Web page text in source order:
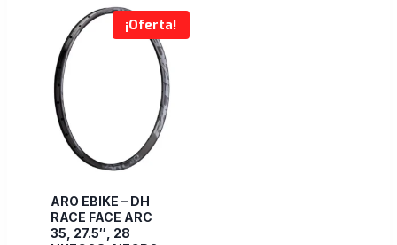
original
era:
S/401.00.
actual
es:
S/342.00.
¡Oferta!
ARO EBIKE – DH
RACE FACE ARC
35, 27.5″, 28